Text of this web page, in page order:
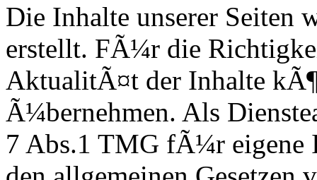
Die Inhalte unserer Seiten
erstellt. FÃ¼r die
AktualitÃ¤t der Inhalte
Ã¼bernehmen. Als
7 Abs.1 TMG fÃ¼r eigene